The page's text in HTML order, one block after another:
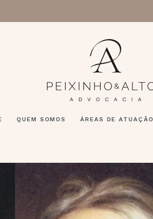
QUEM SOMOS ÁREAS DE ATUAÇÃO